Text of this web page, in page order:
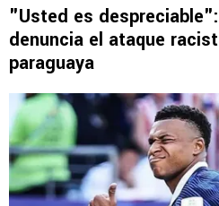
"Usted es
denuncia el ataque
paraguaya